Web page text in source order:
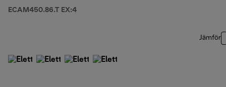
ECAM450.86.T EX:4
Jämför